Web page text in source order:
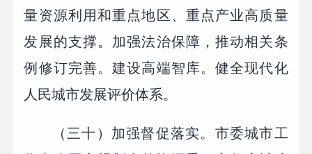
量资源利用和重点地区、重点产业高质量
发展的支撑。加强法治保障，推动相关条
例修订完善。建设高端智库。健全现代化
人民城市发展评价体系。
（三十）加强督促落实。市委城市工